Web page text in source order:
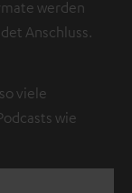
werden
Anschluss.
viele
wie